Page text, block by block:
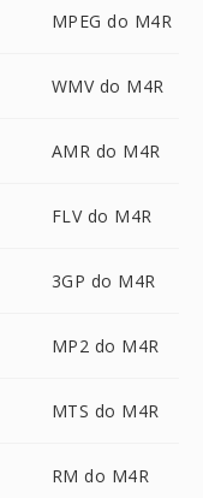
MPEG do M4R
WMV do M4R
AMR do M4R
FLV do M4R
3GP do M4R
MP2 do M4R
MTS do M4R
RM do M4R